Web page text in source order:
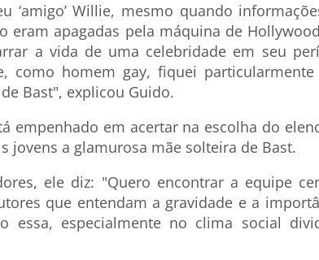
‘amigo’ Willie, mesmo quando
eram apagadas pela máquina de
a vida de uma celebridade em seu
como homem gay, fiquei particularmente
Bast", explicou Guido.
empenhado em acertar na escolha do
jovens a glamurosa mãe solteira de Bast.
ele diz: "Quero encontrar a equipe
que entendam a gravidade e a
essa, especialmente no clima social